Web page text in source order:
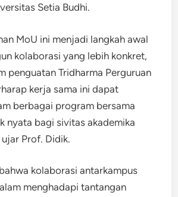
Setia Budhi.
MoU ini menjadi langkah awal
kolaborasi yang lebih konkret,
penguatan Tridharma Perguruan
kerja sama ini dapat
berbagai program bersama
nyata bagi sivitas akademika
Prof. Didik.
kolaborasi antarkampus
menghadapi tantangan